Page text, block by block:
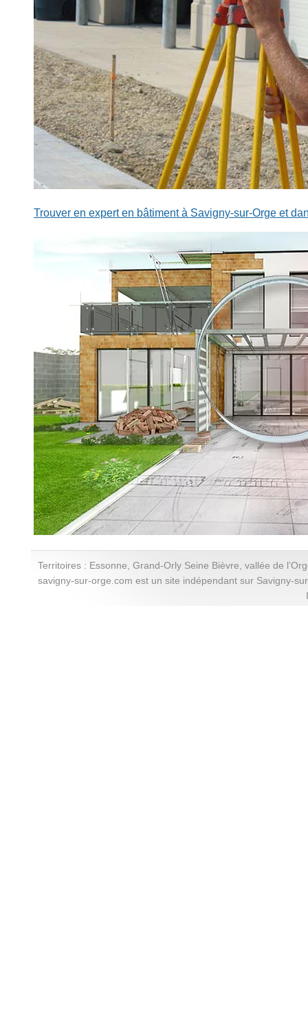
Trouver en expert en bâtiment à Savigny-sur-Orge et
Territoires : Essonne, Grand-Orly Seine Bièvre, vallée de
savigny-sur-orge.com est un site indépendant sur Savigny-